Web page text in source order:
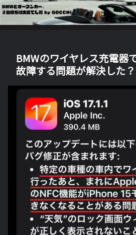
BMWのワイヤレス充電器
故障する問題が解決した？